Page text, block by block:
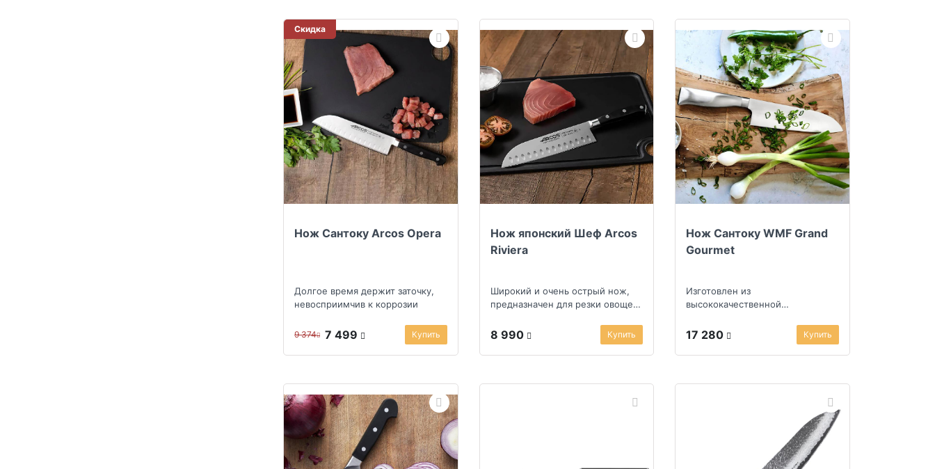
Скидка
Нож Сантоку Arcos Opera
Долгое время держит заточку,
невосприимчив к коррозии
9 374 7 499 Купить
Нож японский Шеф Arcos
Riviera
Широкий и очень острый нож,
предназначен для резки овощей,
8 990 Купить
Нож Сантоку WMF Grand
Gourmet
Изготовлен из
высококачественной
17 280 Купить